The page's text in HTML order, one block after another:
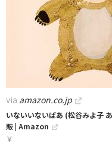
via amazon.co.jp
いないいないばあ (松谷みよ子
販 | Amazon
￥